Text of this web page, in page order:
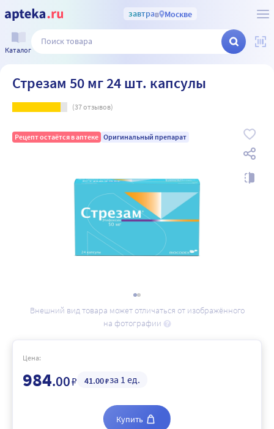
завтрав Москве
Каталог
Стрезам 50 мг 24 шт. капсулы
(37отзывов)
Рецепт остаётся в аптеке Оригинальный препарат
Внешний вид товара может отличаться от изображённого
на фотографии
Цена:
984.00₽ 41.00₽за 1 ед.
Купить